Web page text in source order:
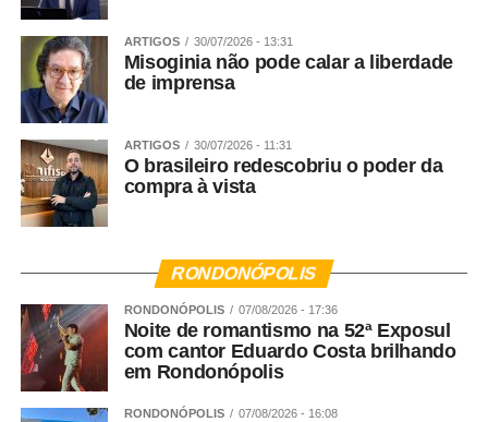
ARTIGOS 30/07/2026 - 13:31
Misoginia não pode calar a liberdade
de imprensa
ARTIGOS 30/07/2026 - 11:31
O brasileiro redescobriu o poder da
compra à vista
RONDONÓPOLIS
RONDONÓPOLIS 07/08/2026 - 17:36
Noite de romantismo na 52ª Exposul
com cantor Eduardo Costa brilhando
em Rondonópolis
RONDONÓPOLIS 07/08/2026 - 16:08